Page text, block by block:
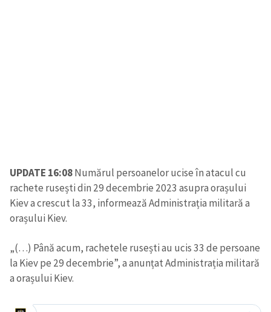
in English
на русском
UPDATE 16:08Numărul persoanelor ucise în atacul cu
rachete rusești din 29 decembrie 2023 asupra orașului
Kiev a crescut la 33, informează Administrația militară a
orașului Kiev.
„(…) Până acum, rachetele rusești au ucis 33 de persoane
la Kiev pe 29 decembrie”, a anunțat Administrația militară
a orașului Kiev.